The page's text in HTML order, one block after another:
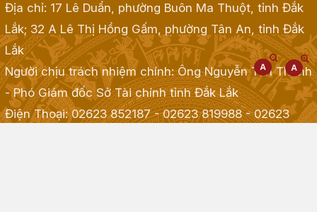
Địa chỉ: 17 Lê Duẩn, phường Buôn Ma Thuột, tỉnh Đắk
Lắk; 32 A Lê Thị Hồng Gấm, phường Tân An, tỉnh Đắk
Lắk
Người chịu trách nhiệm chính: Ông Nguyễn Tấn Thành
- Phó Giám đốc Sở Tài chính tỉnh Đắk Lắk
Điện Thoại: 02623 852187 - 02623 819988 - 02623